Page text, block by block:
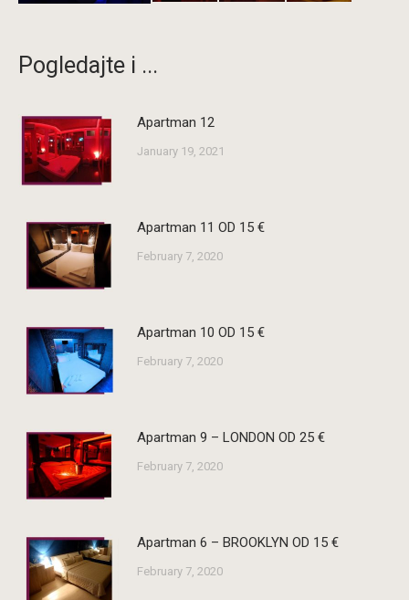
Pogledajte i ...
Apartman 12
January 19, 2021
Apartman 11 OD 15 €
February 7, 2020
Apartman 10 OD 15 €
February 7, 2020
Apartman 9 – LONDON OD 25 €
February 7, 2020
Apartman 6 – BROOKLYN OD 15 €
February 7, 2020